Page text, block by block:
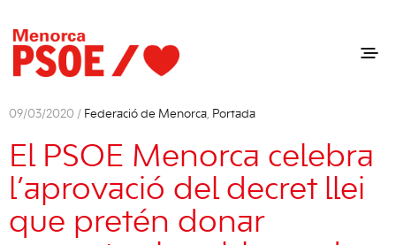
09/03/2020 / Federació de Menorca, Portada
El PSOE Menorca celebra
l’aprovació del decret llei
que pretén donar